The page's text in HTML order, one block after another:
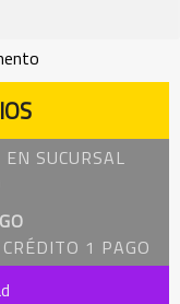
SUCURSAL
1 PAGO